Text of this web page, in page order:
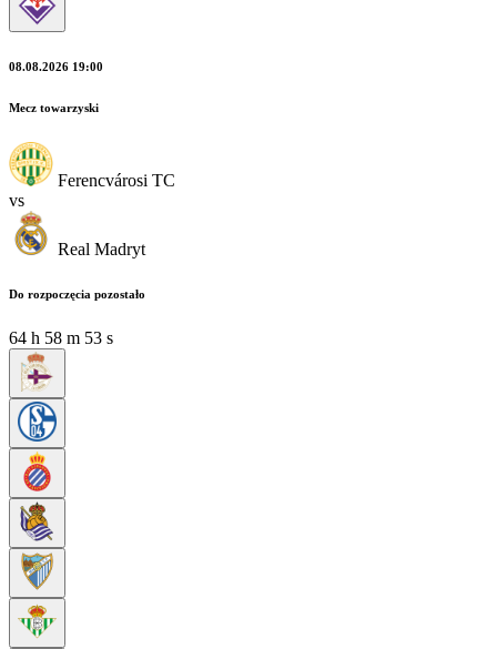
08.08.2026 19:00
Mecz towarzyski
Ferencvárosi TC
vs
Real Madryt
Do rozpoczęcia pozostało
64 h 58 m 52 s